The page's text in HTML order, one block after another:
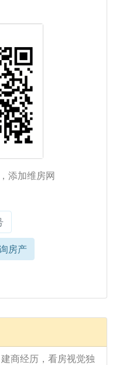
添加维房网
房产
商经历，看房视觉独